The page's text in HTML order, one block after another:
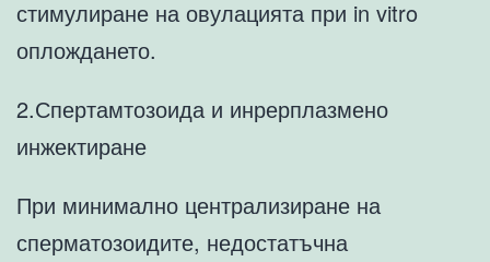
стимулиране на овулацията при in vitro
оплождането.
2.Спертамтозоида и инрерплазмено
инжектиране
При минимално централизиране на
сперматозоидите, недостатъчна